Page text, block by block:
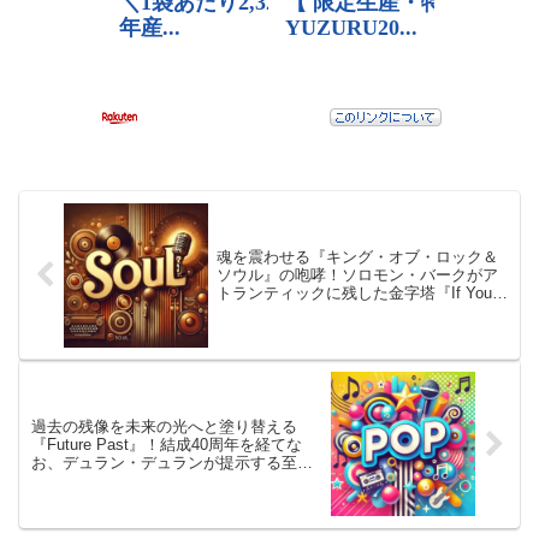
魂を震わせる『キング・オブ・ロック＆
ソウル』の咆哮！ソロモン・バークがア
トランティックに残した金字塔『If You
過去の残像を未来の光へと塗り替える
『Future Past』！結成40周年を経てな
お、デュラン・デュランが提示する至高